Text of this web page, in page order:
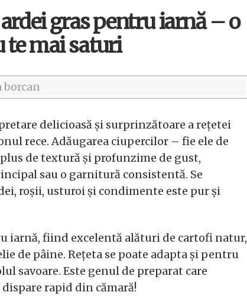
gras pentru iarnă – o
te mai saturi
delicioasă și surprinzătoare a rețetei
rece. Adăugarea ciupercilor – fie ele de
de textură și profunzime de gust,
sau o garnitură consistentă. Se
roșii, usturoi și condimente este pur și
iarnă, fiind excelentă alături de cartofi natur,
de pâine. Rețeta se poate adapta și pentru
savoare. Este genul de preparat care
rapid din cămară!